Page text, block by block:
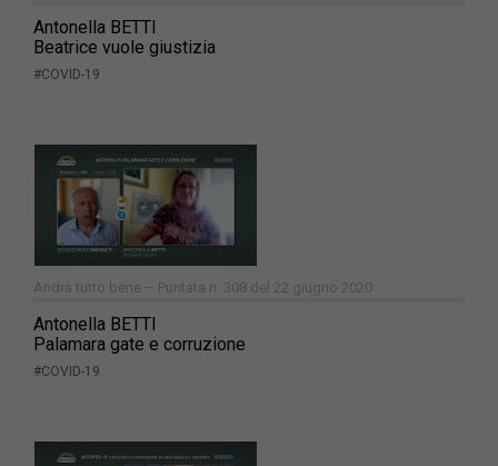
Antonella BETTI
Beatrice vuole giustizia
#COVID-19
Andrà tutto bene – Puntata n. 308 del 22 giugno 2020
Antonella BETTI
Palamara gate e corruzione
#COVID-19